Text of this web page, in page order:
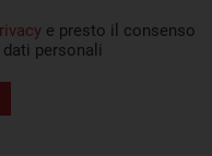
e presto il consenso
personali